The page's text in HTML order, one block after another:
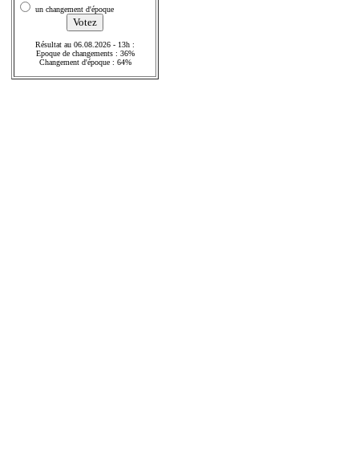
un changement d'époque
Résultat au 06.08.2026 - 13h :
Epoque de changements : 36%
Changement d'époque : 64%